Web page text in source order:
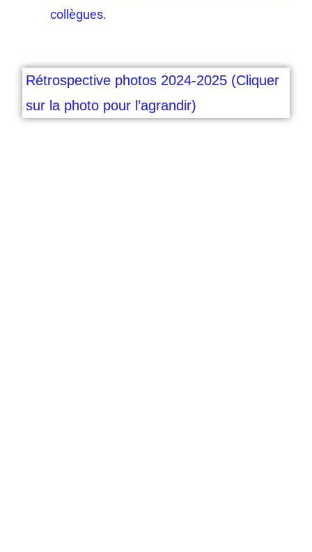
collègues.
Rétrospective photos 2024-2025 (Cliquer
sur la photo pour l’agrandir)